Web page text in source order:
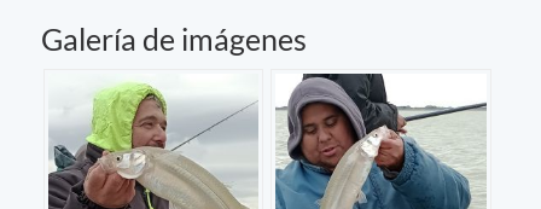
Galería de imágenes